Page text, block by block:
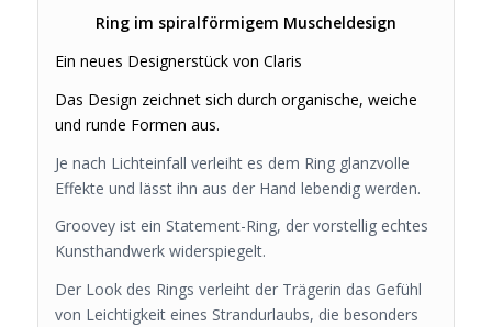
Ring im spiralförmigem Muscheldesign
Ein neues Designerstück von Claris
Das Design zeichnet sich durch organische, weiche
und runde Formen aus.
Je nach Lichteinfall verleiht es dem Ring glanzvolle
Effekte und lässt ihn aus der Hand lebendig werden.
Groovey ist ein Statement-Ring, der vorstellig echtes
Kunsthandwerk widerspiegelt.
Der Look des Rings verleiht der Trägerin das Gefühl
von Leichtigkeit eines Strandurlaubs, die besonders